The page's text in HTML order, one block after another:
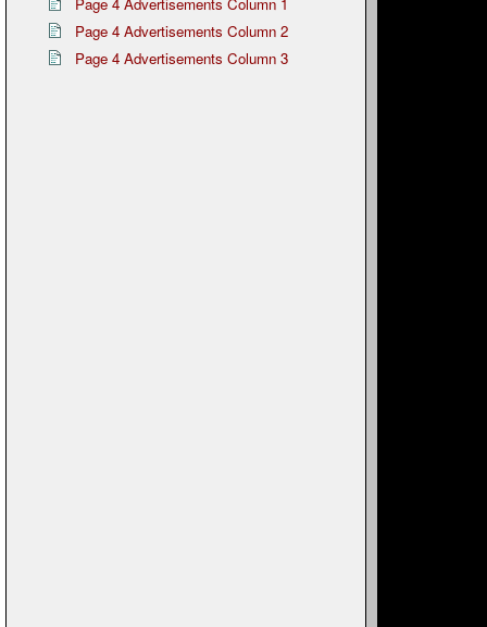
Page 4 Advertisements Column 2
Page 4 Advertisements Column 3